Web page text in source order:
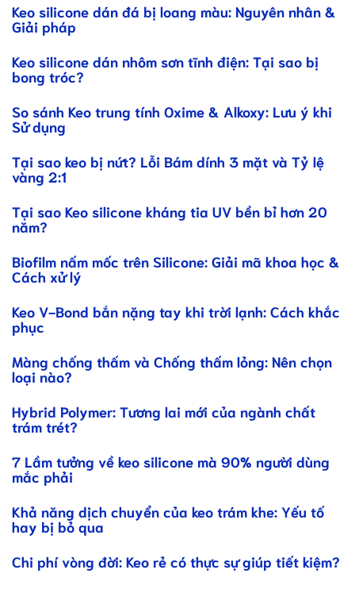
Keo silicone dán đá bị loang màu: Nguyên nhân &
Giải pháp
Keo silicone dán nhôm sơn tĩnh điện: Tại sao bị
bong tróc?
So sánh Keo trung tính Oxime & Alkoxy: Lưu ý khi
Sử dụng
Tại sao keo bị nứt? Lỗi Bám dính 3 mặt và Tỷ lệ
vàng 2:1
Tại sao Keo silicone kháng tia UV bền bỉ hơn 20
năm?
Biofilm nấm mốc trên Silicone: Giải mã khoa học &
Cách xử lý
Keo V-Bond bắn nặng tay khi trời lạnh: Cách khắc
phục
Màng chống thấm và Chống thấm lỏng: Nên chọn
loại nào?
Hybrid Polymer: Tương lai mới của ngành chất
trám trét?
7 Lầm tưởng về keo silicone mà 90% người dùng
mắc phải
Khả năng dịch chuyển của keo trám khe: Yếu tố
hay bị bỏ qua
Chi phí vòng đời: Keo rẻ có thực sự giúp tiết kiệm?